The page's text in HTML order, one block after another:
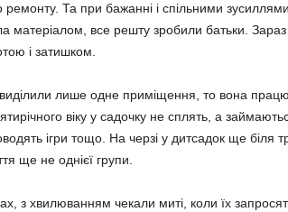
ремонту. Та при бажанні і спільними
матеріалом, все решту зробили батьки. Зараз
і затишком.
виділили лише одне приміщення, то вона
віку у садочку не сплять, а
ігри тощо. На черзі у дитсадок ще біля
ще не однієї групи.
з хвилюванням чекали миті, коли їх